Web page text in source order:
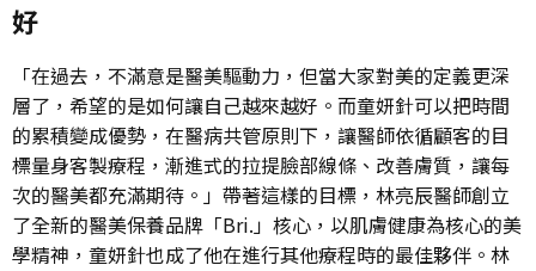
好
「在過去，不滿意是醫美驅動力，但當大家對美的定義更深
層了，希望的是如何讓自己越來越好。而童妍針可以把時間
的累積變成優勢，在醫病共管原則下，讓醫師依循顧客的目
標量身客製療程，漸進式的拉提臉部線條、改善膚質，讓每
次的醫美都充滿期待。」帶著這樣的目標，林亮辰醫師創立
了全新的醫美保養品牌「Bri.」核心，以肌膚健康為核心的美
學精神，童妍針也成了他在進行其他療程時的最佳夥伴。林